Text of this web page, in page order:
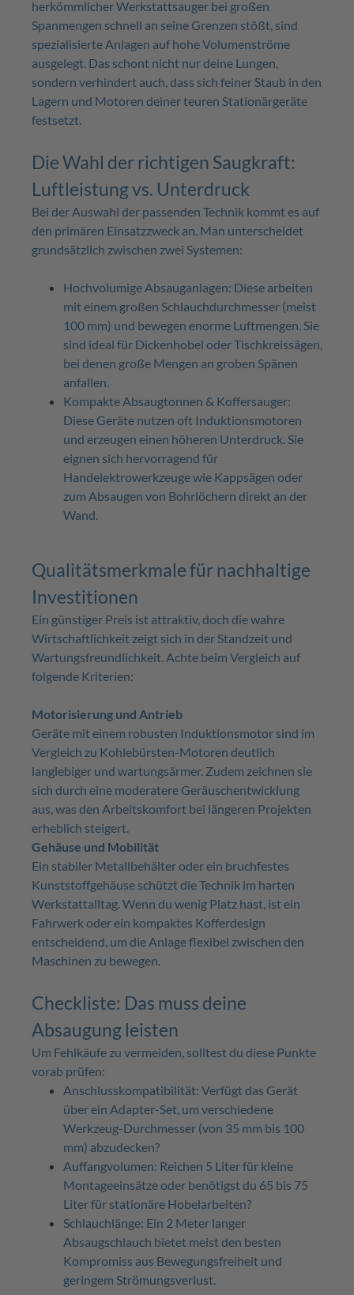
herkömmlicher Werkstattsauger bei großen
Spanmengen schnell an seine Grenzen stößt, sind
spezialisierte Anlagen auf hohe Volumenströme
ausgelegt. Das schont nicht nur deine Lungen,
sondern verhindert auch, dass sich feiner Staub in den
Lagern und Motoren deiner teuren Stationärgeräte
festsetzt.
Die Wahl der richtigen Saugkraft:
Luftleistung vs. Unterdruck
Bei der Auswahl der passenden Technik kommt es auf
den primären Einsatzzweck an. Man unterscheidet
grundsätzlich zwischen zwei Systemen:
Hochvolumige Absauganlagen: Diese arbeiten
mit einem großen Schlauchdurchmesser (meist
100 mm) und bewegen enorme Luftmengen. Sie
sind ideal für Dickenhobel oder Tischkreissägen,
bei denen große Mengen an groben Spänen
anfallen.
Kompakte Absaugtonnen & Koffersauger:
Diese Geräte nutzen oft Induktionsmotoren
und erzeugen einen höheren Unterdruck. Sie
eignen sich hervorragend für
Handelektrowerkzeuge wie Kappsägen oder
zum Absaugen von Bohrlöchern direkt an der
Wand.
Qualitätsmerkmale für nachhaltige
Investitionen
Ein günstiger Preis ist attraktiv, doch die wahre
Wirtschaftlichkeit zeigt sich in der Standzeit und
Wartungsfreundlichkeit. Achte beim Vergleich auf
folgende Kriterien:
Motorisierung und Antrieb
Geräte mit einem robusten Induktionsmotor sind im
Vergleich zu Kohlebürsten-Motoren deutlich
langlebiger und wartungsärmer. Zudem zeichnen sie
sich durch eine moderatere Geräuschentwicklung
aus, was den Arbeitskomfort bei längeren Projekten
erheblich steigert.
Gehäuse und Mobilität
Ein stabiler Metallbehälter oder ein bruchfestes
Kunststoffgehäuse schützt die Technik im harten
Werkstattalltag. Wenn du wenig Platz hast, ist ein
Fahrwerk oder ein kompaktes Kofferdesign
entscheidend, um die Anlage flexibel zwischen den
Maschinen zu bewegen.
Checkliste: Das muss deine
Absaugung leisten
Um Fehlkäufe zu vermeiden, solltest du diese Punkte
vorab prüfen:
Anschlusskompatibilität: Verfügt das Gerät
über ein Adapter-Set, um verschiedene
Werkzeug-Durchmesser (von 35 mm bis 100
mm) abzudecken?
Auffangvolumen: Reichen 5 Liter für kleine
Montageeinsätze oder benötigst du 65 bis 75
Liter für stationäre Hobelarbeiten?
Schlauchlänge: Ein 2 Meter langer
Absaugschlauch bietet meist den besten
Kompromiss aus Bewegungsfreiheit und
geringem Strömungsverlust.